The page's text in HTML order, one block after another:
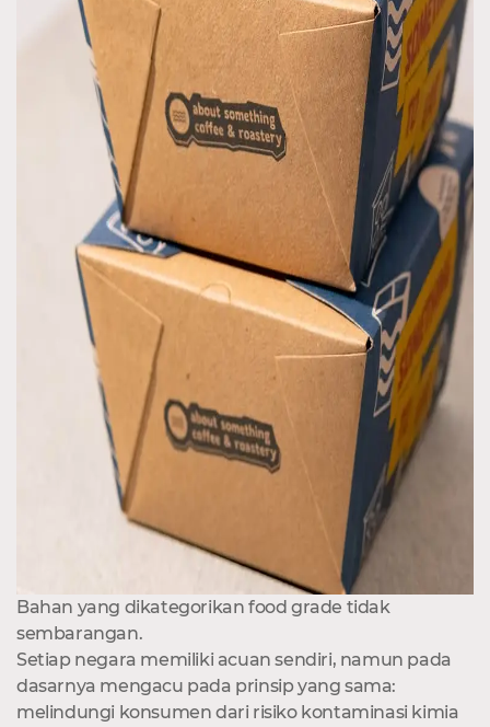
Bahan yang dikategorikan food grade tidak
sembarangan.
Setiap negara memiliki acuan sendiri, namun pada
dasarnya mengacu pada prinsip yang sama:
melindungi konsumen dari risiko kontaminasi kimia